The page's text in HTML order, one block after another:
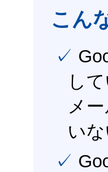
こん
✓ Google Workspace（旧G Suite） を社内で導入
し
メ
い
✓ Google Workspace（旧G Suite） を活用し、業